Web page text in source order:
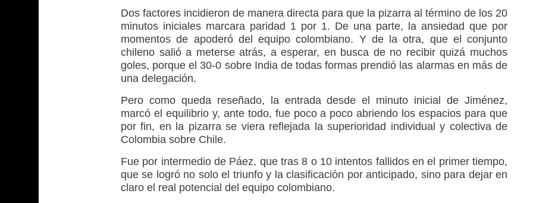
Dos factores incidieron de manera directa para que la pizarra al término de los 20
minutos iniciales marcara paridad 1 por 1. De una parte, la ansiedad que por
momentos de apoderó del equipo colombiano. Y de la otra, que el conjunto
chileno salió a meterse atrás, a esperar, en busca de no recibir quizá muchos
goles, porque el 30-0 sobre India de todas formas prendió las alarmas en más de
una delegación.
Pero como queda reseñado, la entrada desde el minuto inicial de Jiménez,
marcó el equilibrio y, ante todo, fue poco a poco abriendo los espacios para que
por fin, en la pizarra se viera reflejada la superioridad individual y colectiva de
Colombia sobre Chile.
Fue por intermedio de Páez, que tras 8 o 10 intentos fallidos en el primer tiempo,
que se logró no solo el triunfo y la clasificación por anticipado, sino para dejar en
claro el real potencial del equipo colombiano.